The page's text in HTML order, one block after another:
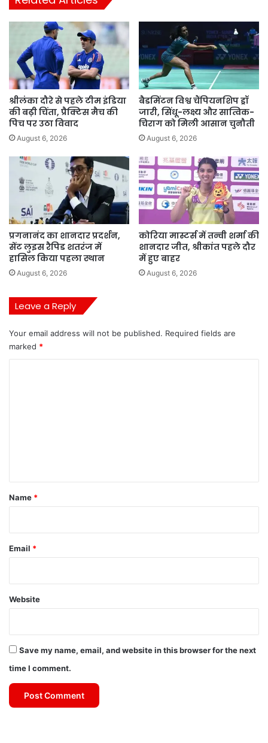
श्रीलंका दौरे से पहले टीम इंडिया
की बढ़ी चिंता, प्रैक्टिस मैच की
पिच पर उठा विवाद
August 6, 2026
बैडमिंटन विश्व चैंपियनशिप ड्रॉ
जारी, सिंधू-लक्ष्य और सात्विक-
चिराग को मिली आसान चुनौती
August 6, 2026
प्रगनानंद का शानदार प्रदर्शन,
सेंट लुइस रैपिड शतरंज में
हासिल किया पहला स्थान
August 6, 2026
कोरिया मास्टर्स में तन्वी शर्मा की
शानदार जीत, श्रीकांत पहले दौर
में हुए बाहर
August 6, 2026
Leave a Reply
Your email address will not be published. Required fields are
marked *
*
Name *
Email *
Website
Save my name, email, and website in this browser for the next
time I comment.